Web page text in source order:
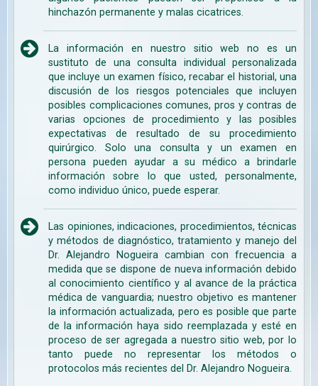
hinchazón permanente y malas cicatrices.
La información en nuestro sitio web no es un
sustituto de una consulta individual personalizada
que incluye un examen físico, recabar el historial, una
discusión de los riesgos potenciales que incluyen
posibles complicaciones comunes, pros y contras de
varias opciones de procedimiento y las posibles
expectativas de resultado de su procedimiento
quirúrgico. Solo una consulta y un examen en
persona pueden ayudar a su médico a brindarle
información sobre lo que usted, personalmente,
como individuo único, puede esperar.
Las opiniones, indicaciones, procedimientos, técnicas
y métodos de diagnóstico, tratamiento y manejo del
Dr. Alejandro Nogueira cambian con frecuencia a
medida que se dispone de nueva información debido
al conocimiento científico y al avance de la práctica
médica de vanguardia; nuestro objetivo es mantener
la información actualizada, pero es posible que parte
de la información haya sido reemplazada y esté en
proceso de ser agregada a nuestro sitio web, por lo
tanto puede no representar los métodos o
protocolos más recientes del Dr. Alejandro Nogueira.